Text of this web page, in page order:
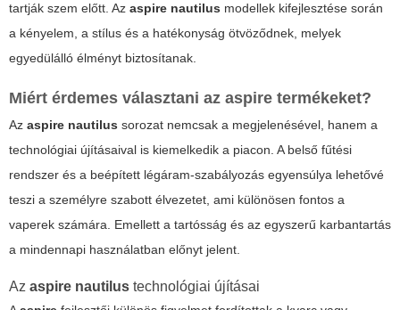
tartják szem előtt. Az aspire nautilus modellek kifejlesztése során
a kényelem, a stílus és a hatékonyság ötvöződnek, melyek
egyedülálló élményt biztosítanak.
Miért érdemes választani az aspire termékeket?
Az aspire nautilus sorozat nemcsak a megjelenésével, hanem a
technológiai újításaival is kiemelkedik a piacon. Abelső fűtési
rendszer és a beépített légáram-szabályozás egyensúlya lehetővé
teszi a személyre szabott élvezetet, ami különösen fontos a
vaperek számára. Emellett a tartósság és az egyszerű karbantartás
a mindennapi használatban előnyt jelent.
Az aspire nautilus technológiai újításai